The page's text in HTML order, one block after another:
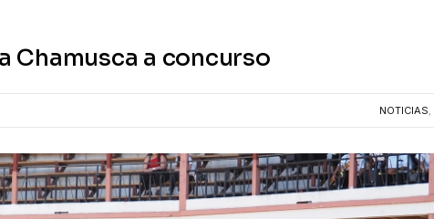
Chamusca a concurso
NOTICIAS,